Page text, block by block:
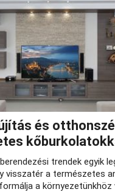
és
trendek egyik
visszatér a természetes
a környezetünkhöz